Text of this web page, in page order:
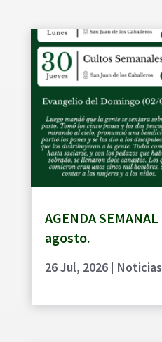
AGENDA
agosto.
26 Jul, 2026| Noticias